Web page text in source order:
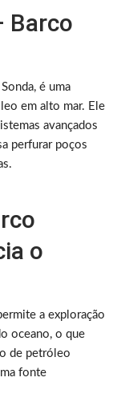
Barco
é uma
em alto mar. Ele
avançados
perfurar poços
o
a exploração
oceano, o que
de petróleo
fonte